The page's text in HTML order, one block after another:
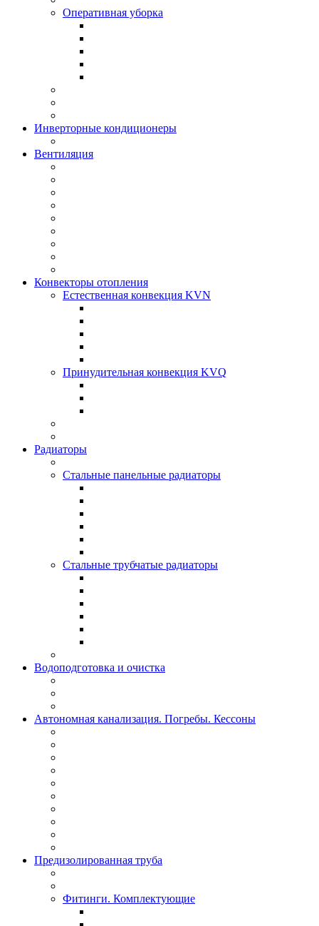
Оперативная уборка
Инверторные кондиционеры
Вентиляция
Конвекторы отопления
Естественная конвекция KVN
Принудительная конвекция KVQ
Радиаторы
Стальные панельные радиаторы
Стальные трубчатые радиаторы
Водоподготовка и очистка
Автономная канализация. Погребы. Кессоны
Предизолированная труба
Фитинги. Комплектующие